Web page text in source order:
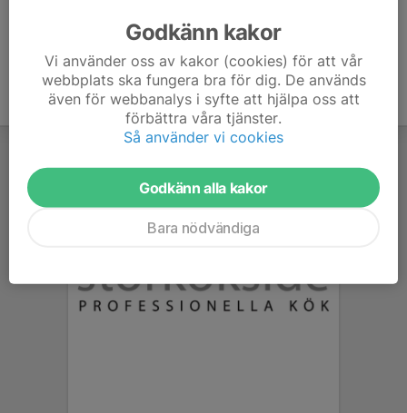
Godkänn kakor
Vi använder oss av kakor (cookies) för att vår
webbplats ska fungera bra för dig. De används
även för webbanalys i syfte att hjälpa oss att
förbättra våra tjänster.
Så använder vi cookies
Godkänn alla kakor
Bara nödvändiga